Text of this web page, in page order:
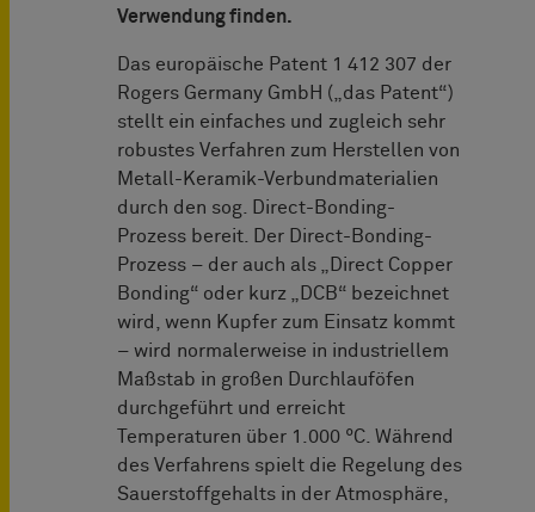
Verwendung finden.
Das europäische Patent 1 412 307 der
Rogers Germany GmbH („das Patent“)
stellt ein einfaches und zugleich sehr
robustes Verfahren zum Herstellen von
Metall-Keramik-Verbundmaterialien
durch den sog. Direct-Bonding-
Prozess bereit. Der Direct-Bonding-
Prozess – der auch als „Direct Copper
Bonding“ oder kurz „DCB“ bezeichnet
wird, wenn Kupfer zum Einsatz kommt
– wird normalerweise in industriellem
Maßstab in großen Durchlauföfen
durchgeführt und erreicht
Temperaturen über 1.000 °C. Während
des Verfahrens spielt die Regelung des
Sauerstoffgehalts in der Atmosphäre,